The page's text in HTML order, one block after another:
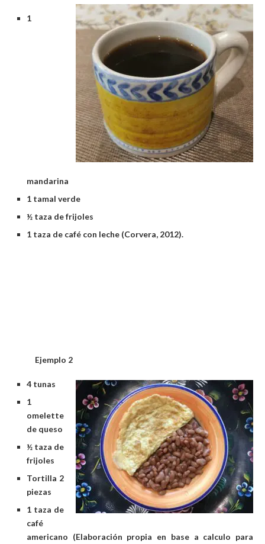
1
mandarina
1 tamal verde
½ taza de frijoles
1 taza de café con leche (Corvera, 2012).
Ejemplo 2
4 tunas
1
omelette
de queso
½ taza de
frijoles
Tortilla 2
piezas
1 taza de
café
americano (Elaboración propia en base a calculo para